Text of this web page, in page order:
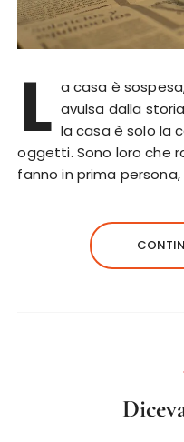
L a casa è
avulsa dalla
la casa è solo la
oggetti. Sono loro che
fanno in prima persona,